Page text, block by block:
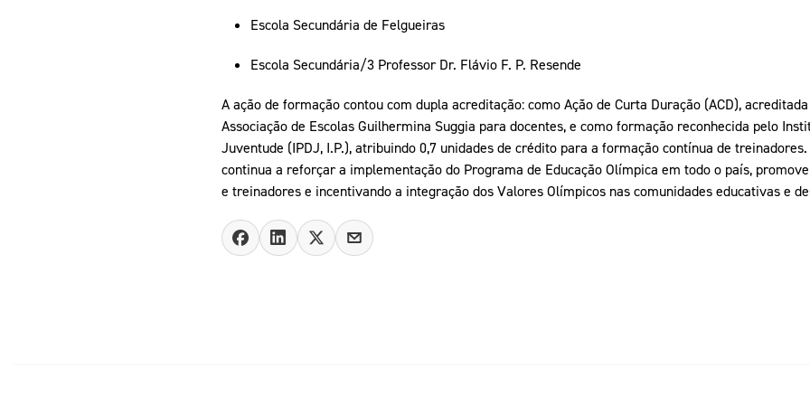
Escola Secundária de Felgueiras
Escola Secundária/3 Professor Dr. Flávio F. P. Resende
A ação de formação contou com dupla acreditação: como Ação de Curta Duração (ACD),
Associação de Escolas Guilhermina Suggia para docentes, e como formação reconhecida pelo
Juventude (IPDJ, I.P.), atribuindo 0,7 unidades de crédito para a formação contínua de
continua a reforçar a implementação do Programa de Educação Olímpica em todo o país,
e treinadores e incentivando a integração dos Valores Olímpicos nas comunidades educativas e